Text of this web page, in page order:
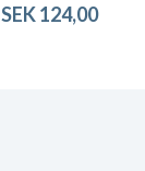
SEK 124,00